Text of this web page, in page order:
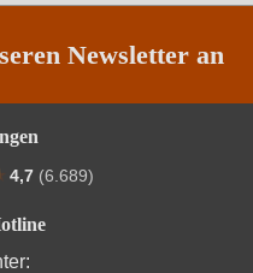
Newsletter an
4,7 (6.689)